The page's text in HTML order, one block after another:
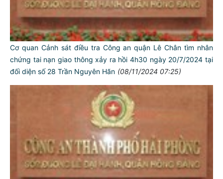
Cơ quan Cảnh sát điều tra Công an quận Lê Chân tìm nhân
chứng tai nạn giao thông xảy ra hồi 4h30 ngày 20/7/2024 tại
đối diện số 28 Trần Nguyên Hãn (08/11/2024 07:25)